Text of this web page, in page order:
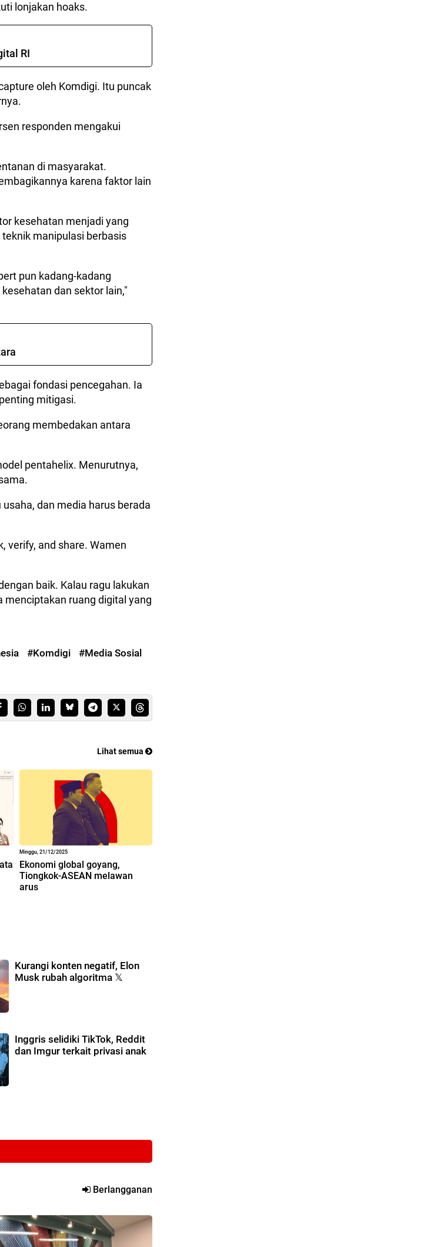
lonjakan hoaks.
RI
oleh Komdigi. Itu puncak
responden mengakui
di masyarakat.
karena faktor lain
kesehatan menjadi yang
manipulasi berbasis
pun kadang-kadang
dan sektor lain,"
fondasi pencegahan. Ia
mitigasi.
membedakan antara
pentahelix. Menurutnya,
dan media harus berada
verify, and share. Wamen
baik. Kalau ragu lakukan
menciptakan ruang digital yang
#Komdigi
#Media Sosial
Lihat semua
Minggu, 21/12/2025
Ekonomi global goyang,
Tiongkok-ASEAN melawan
arus
Kurangi konten negatif, Elon
Musk rubah algoritma 𝕏
Inggris selidiki TikTok, Reddit
dan Imgur terkait privasi anak
Berlangganan